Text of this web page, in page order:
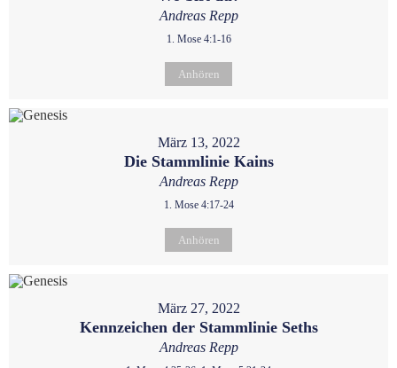
Andreas Repp
1. Mose 4:1-16
Anhören
März 13, 2022
Die Stammlinie Kains
Andreas Repp
1. Mose 4:17-24
Anhören
März 27, 2022
Kennzeichen der Stammlinie Seths
Andreas Repp